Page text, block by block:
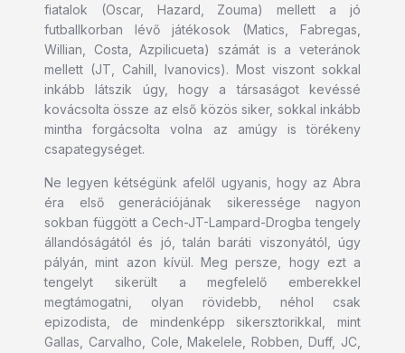
fiatalok (Oscar, Hazard, Zouma) mellett a jó
futballkorban lévő játékosok (Matics, Fabregas,
Willian, Costa, Azpilicueta) számát is a veteránok
mellett (JT, Cahill, Ivanovics). Most viszont sokkal
inkább látszik úgy, hogy a társaságot kevéssé
kovácsolta össze az első közös siker, sokkal inkább
mintha forgácsolta volna az amúgy is törékeny
csapategységet.
Ne legyen kétségünk afelől ugyanis, hogy az Abra
éra első generációjának sikeressége nagyon
sokban függött a Cech-JT-Lampard-Drogba tengely
állandóságától és jó, talán baráti viszonyától, úgy
pályán, mint azon kívül. Meg persze, hogy ezt a
tengelyt sikerült a megfelelő emberekkel
megtámogatni, olyan rövidebb, néhol csak
epizodista, de mindenképp sikersztorikkal, mint
Gallas, Carvalho, Cole, Makelele, Robben, Duff, JC,